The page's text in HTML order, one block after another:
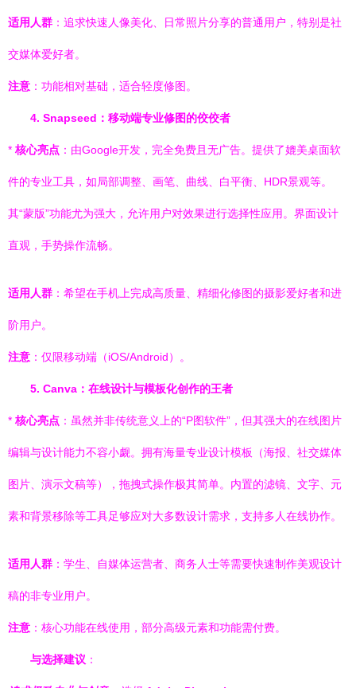
适用人群 ：追求快速人像美化、日常照片分享的普通用户，特别是社
交媒体爱好者。
注意 ：功能相对基础，适合轻度修图。
4. Snapseed：移动端专业修图的佼佼者
* 核心亮点 ：由Google开发，完全免费且无广告。提供了媲美桌面软
件的专业工具，如局部调整、画笔、曲线、白平衡、HDR景观等。
其“蒙版”功能尤为强大，允许用户对效果进行选择性应用。界面设计
直观，手势操作流畅。
适用人群 ：希望在手机上完成高质量、精细化修图的摄影爱好者和进
阶用户。
注意 ：仅限移动端（iOS/Android）。
5. Canva：在线设计与模板化创作的王者
* 核心亮点 ：虽然并非传统意义上的“P图软件”，但其强大的在线图片
编辑与设计能力不容小觑。拥有海量专业设计模板（海报、社交媒体
图片、演示文稿等），拖拽式操作极其简单。内置的滤镜、文字、元
素和背景移除等工具足够应对大多数设计需求，支持多人在线协作。
适用人群 ：学生、自媒体运营者、商务人士等需要快速制作美观设计
稿的非专业用户。
注意 ：核心功能在线使用，部分高级元素和功能需付费。
与选择建议 ：